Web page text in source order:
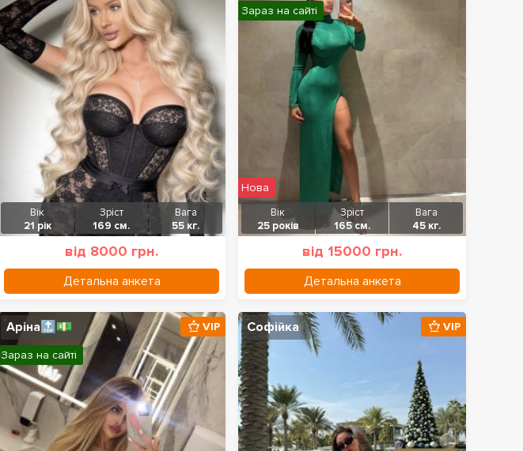
Вік
21 рік
Зріст
169 см.
Вага
55 кг.
від 8000 грн.
Детальна анкета
Вік
25 років
Зріст
165 см.
Вага
45 кг.
від 15000 грн.
Детальна анкета
Зараз на сайті
Нова
Аріна🔝💵 VIP
Зараз на сайті
Софійка VIP